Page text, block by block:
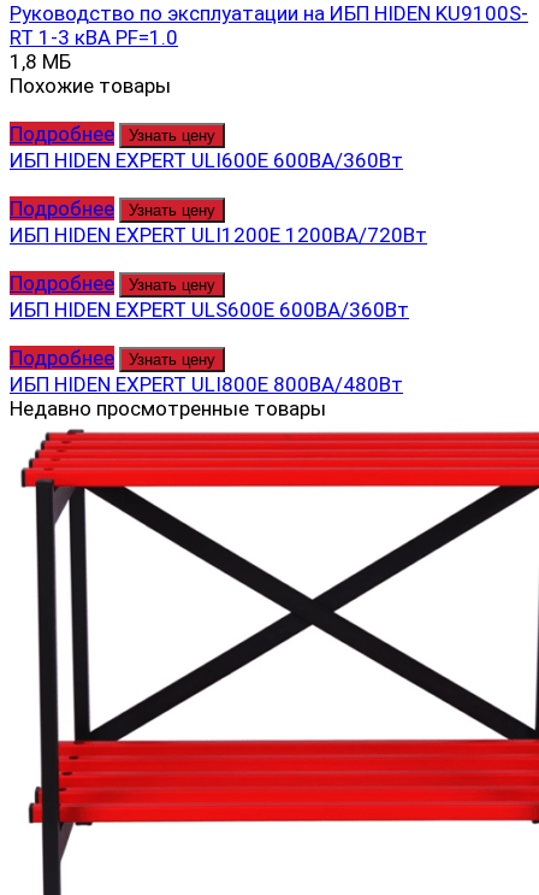
Руководство по эксплуатации на ИБП HIDEN KU9100S-
RT 1-3 кВА PF=1.0
1,8 МБ
Похожие товары
Подробнее
Узнать цену
ИБП HIDEN EXPERT ULI600E 600ВА/360Вт
Подробнее
Узнать цену
ИБП HIDEN EXPERT ULI1200E 1200ВА/720Вт
Подробнее
Узнать цену
ИБП HIDEN EXPERT ULS600E 600ВА/360Вт
Подробнее
Узнать цену
ИБП HIDEN EXPERT ULI800E 800ВА/480Вт
Недавно просмотренные товары